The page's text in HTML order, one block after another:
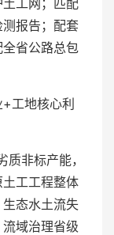
工网；匹配
报告；配套
省公路总包
工地核心利
非标产能，
工工程整体
态水土流失
域治理省级